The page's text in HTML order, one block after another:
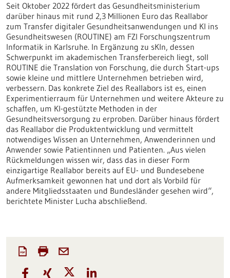
Seit Oktober 2022 fördert das Gesundheitsministerium
darüber hinaus mit rund 2,3 Millionen Euro das Reallabor
zum Transfer digitaler Gesundheitsanwendungen und KI ins
Gesundheitswesen (ROUTINE) am FZI Forschungszentrum
Informatik in Karlsruhe. In Ergänzung zu sKIn, dessen
Schwerpunkt im akademischen Transferbereich liegt, soll
ROUTINE die Translation von Forschung, die durch Start-ups
sowie kleine und mittlere Unternehmen betrieben wird,
verbessern. Das konkrete Ziel des Reallabors ist es, einen
Experimentierraum für Unternehmen und weitere Akteure zu
schaffen, um KI-gestützte Methoden in der
Gesundheitsversorgung zu erproben. Darüber hinaus fördert
das Reallabor die Produktentwicklung und vermittelt
notwendiges Wissen an Unternehmen, Anwenderinnen und
Anwender sowie Patientinnen und Patienten. „Aus vielen
Rückmeldungen wissen wir, dass das in dieser Form
einzigartige Reallabor bereits auf EU- und Bundesebene
Aufmerksamkeit gewonnen hat und dort als Vorbild für
andere Mitgliedsstaaten und Bundesländer gesehen wird“,
berichtete Minister Lucha abschließend.